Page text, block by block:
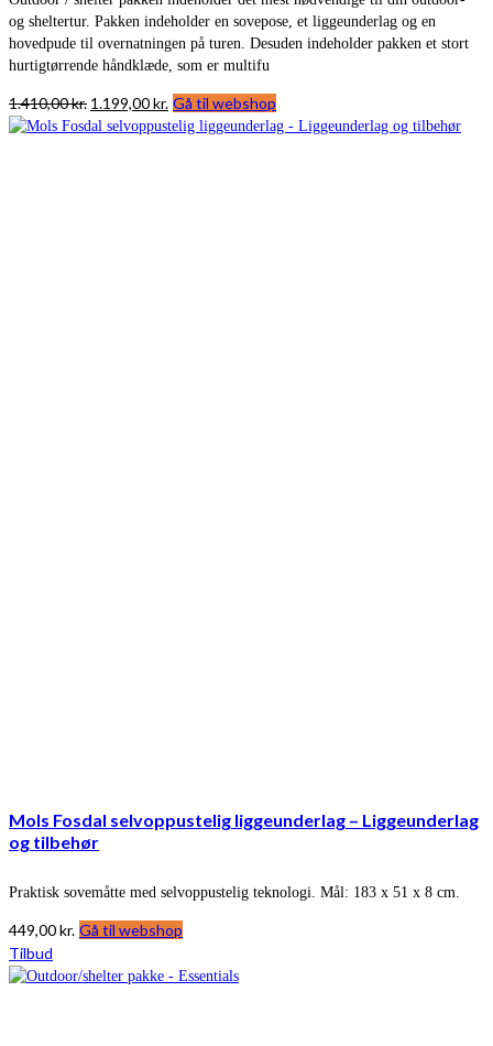
og sheltertur. Pakken indeholder en sovepose, et liggeunderlag og en
hovedpude til overnatningen på turen. Desuden indeholder pakken et stort
hurtigtørrende håndklæde, som er multifu
1.410,00kr. Den
oprindelige
1.199,00kr. Den
aktuelle
Gå til webshop
Mols Fosdal selvoppustelig liggeunderlag – Liggeunderlag
og tilbehør
Praktisk sovemåtte med selvoppustelig teknologi. Mål: 183 x 51 x 8 cm.
449,00kr. Gå til webshop
Tilbud